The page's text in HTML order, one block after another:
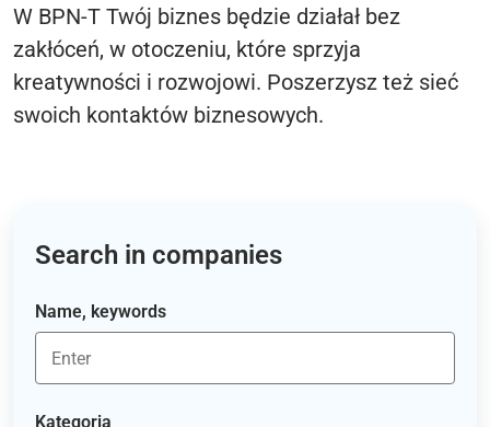
W BPN-T Twój biznes będzie działał bez
zakłóceń, w otoczeniu, które sprzyja
kreatywności i rozwojowi. Poszerzysz też sieć
swoich kontaktów biznesowych.
Search in companies
Name, keywords
Kategoria